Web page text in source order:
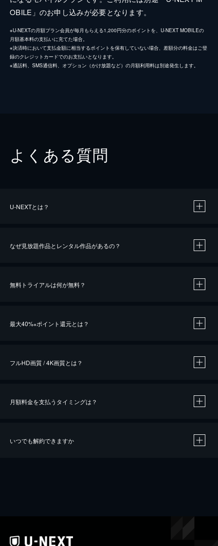
OBILE」のお申し込みが必要となります。
※U-NEXTの月額プラン会員が毎月もらえる1,200円分のポイントを、U-NEXT MOBILEの
月額基本料の支払いに充てた場合。
※決済時において支払金額に相当するポイントを保有していない場合、差額分の料金はご登
録のクレジットカードでのお支払いとなります。
※通話料、SMS通信料、オプション（かけ放題など）の月額利用料は別途発生します。
よくある質問
U-NEXTとは？
なぜ見放題作品とレンタル作品があるの？
無料トライアルは何が無料？
最大40%※ポイント還元とは？
※40％ポイント還元の対象は、クレジットカード決済による作品の購入 / レンタルです。
フルHD画質 / 4K画質とは？
月額料金を支払うタイミングは？
いつでも解約できますか